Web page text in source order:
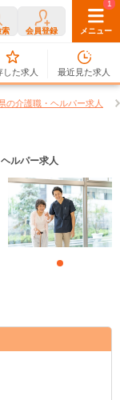
索 会員登録 メニュー
0
した求人
1
最近見た求人
の介護職・ヘルパー求人
ルパー求人